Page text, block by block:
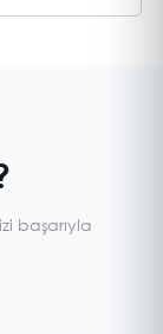
başarıyla